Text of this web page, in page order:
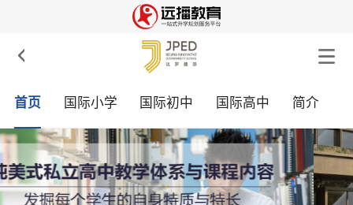

首页 国际小学 国际初中 国际高中 简介